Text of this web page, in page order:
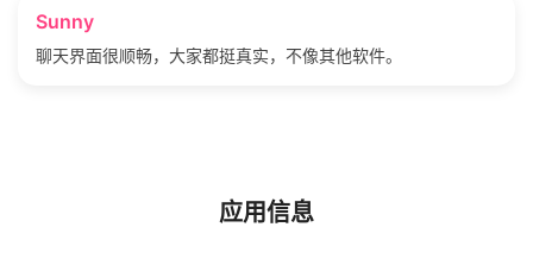
Sunny
聊天界面很顺畅，大家都挺真实，不像其他软件。
应用信息